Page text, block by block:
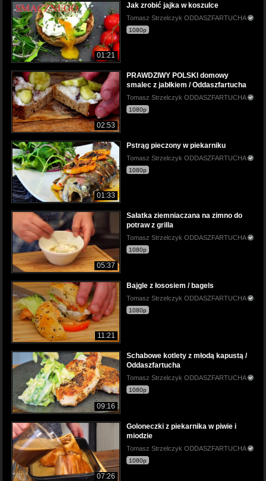
01:21
Jak zrobić jajka w koszulce
Tomasz Strzelczyk ODDASZFARTUCHA
1080p
02:53
PRAWDZIWY POLSKI domowy
smalec z jabłkiem / Oddaszfartucha
Tomasz Strzelczyk ODDASZFARTUCHA
1080p
01:33
Pstrąg pieczony w piekarniku
Tomasz Strzelczyk ODDASZFARTUCHA
1080p
05:37
Sałatka ziemniaczana na zimno do
potraw z grilla
Tomasz Strzelczyk ODDASZFARTUCHA
1080p
11:21
Bajgle z łososiem / bagels
Tomasz Strzelczyk ODDASZFARTUCHA
1080p
09:16
Schabowe kotlety z młodą kapustą /
Oddaszfartucha
Tomasz Strzelczyk ODDASZFARTUCHA
1080p
07:26
Goloneczki z piekarnika w piwie i
miodzie
Tomasz Strzelczyk ODDASZFARTUCHA
1080p